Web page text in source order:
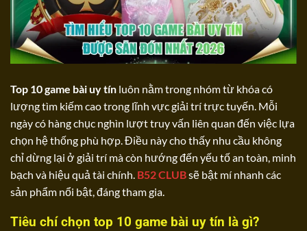
Top 10 game bài uy tín luôn nằm trong nhóm từ khóa có
lượng tìm kiếm cao trong lĩnh vực giải trí trực tuyến. Mỗi
ngày có hàng chục nghìn lượt truy vấn liên quan đến việc lựa
chọn hệ thống phù hợp. Điều này cho thấy nhu cầu không
chỉ dừng lại ở giải trí mà còn hướng đến yếu tố an toàn, minh
bạch và hiệu quả tài chính. B52 CLUBsẽ bật mí nhanh các
sản phẩm nổi bật, đáng tham gia.
Tiêu chí chọn top 10 game bài uy tín là gì?